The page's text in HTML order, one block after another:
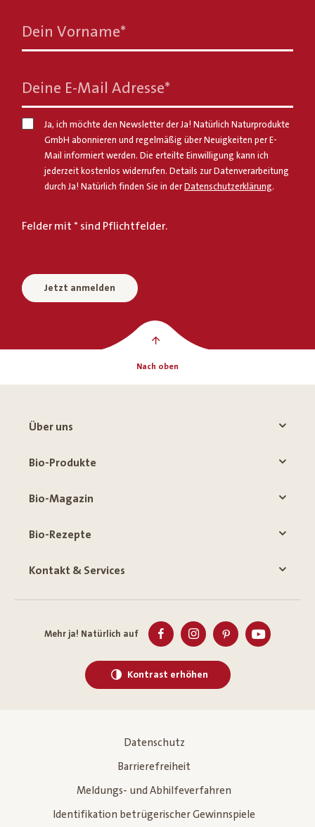
Dein Vorname*
Deine E-Mail Adresse*
Ja, ich möchte den Newsletter der Ja! Natürlich Naturprodukte
GmbH abonnieren und regelmäßig über Neuigkeiten per E-
Mail informiert werden. Die erteilte Einwilligung kann ich
jederzeit kostenlos widerrufen. Details zur Datenverarbeitung
durch Ja! Natürlich finden Sie in der Datenschutzerklärung.
Felder mit * sind Pflichtfelder.
Jetzt anmelden
Nach oben
Über uns
Bio-Produkte
Bio-Magazin
Bio-Rezepte
Kontakt & Services
Mehr ja! Natürlich auf
Kontrast erhöhen
Datenschutz
Barrierefreiheit
Meldungs- und Abhilfeverfahren
Identifikation betrügerischer Gewinnspiele